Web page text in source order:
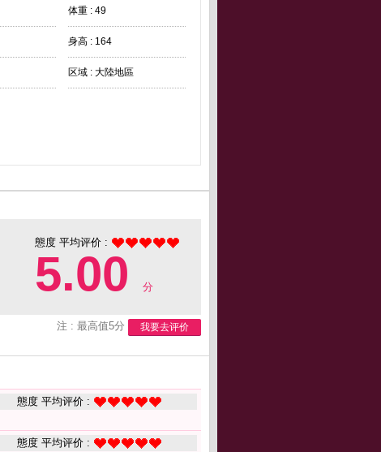
体重 : 49
身高 : 164
区域 : 大陸地區
態度 平均评价 :
5.00 分
注 : 最高值5分 我要去评价
態度 平均评价 :
態度 平均评价 :